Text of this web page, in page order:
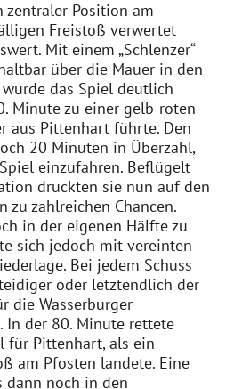
zentraler Position am
Freistoß verwertet
Mit einem „Schlenzer“
über die Mauer in den
das Spiel deutlich
Minute zu einer gelb-roten
aus Pittenhart führte. Den
20 Minuten in Überzahl,
einzufahren. Beflügelt
drückten sie nun auf den
zu zahlreichen Chancen.
in der eigenen Hälfte zu
sich jedoch mit vereinten
Bei jedem Schuss
oder letztendlich der
die Wasserburger
In der 80. Minute rettete
für Pittenhart, als ein
am Pfosten landete. Eine
dann noch in den